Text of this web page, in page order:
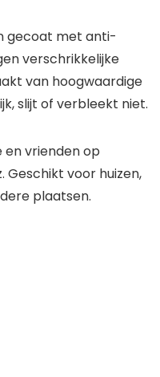
gecoat met anti-
verschrikkelijke
van hoogwaardige
slijt of verbleekt niet.
en vrienden op
Geschikt voor huizen,
plaatsen.